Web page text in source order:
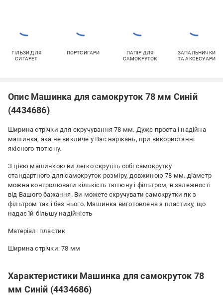
ГІЛЬЗИ ДЛЯ
СИГАРЕТ
ПОРТСИГАРИ
ПАПІР ДЛЯ
САМОКРУТОК
ЗАПАЛЬНИЧКИ
ТА АКСЕСУАРИ
Опис Машинка для самокруток 78 мм Синій
(4434686)
Ширина стрічки для скручування 78 мм. Дуже проста і надійна
машинка, яка не викличе у Вас нарікань, при використанні
якісного тютюну.
З цією машинкою ви легко скрутіть собі самокрутку
стандартного для самокруток розміру, довжиною 78 мм. діаметр
можна контролювати кількість тютюну і фільтром, в залежності
від Вашого бажання. Ви можете скручувати самокрутки як з
фільтром так і без нього. Машинка виготовлена ​​з пластику, що
надає їй більшу надійність
Матеріал: пластик
Ширина стрічки: 78 мм
Характеристики Машинка для самокруток 78
мм Синій (4434686)